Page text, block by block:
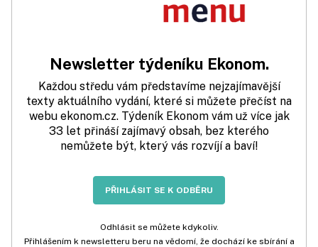
Newsletter týdeníku Ekonom.
Každou středu vám představíme nejzajímavější
texty aktuálního vydání, které si můžete přečíst na
webu ekonom.cz. Týdeník Ekonom vám už více jak
33 let přináší zajímavý obsah, bez kterého
nemůžete být, který vás rozvíjí a baví!
PŘIHLÁSIT SE K ODBĚRU
Odhlásit se můžete kdykoliv.
Přihlášením k newsletteru beru na vědomí, že dochází ke sbírání a